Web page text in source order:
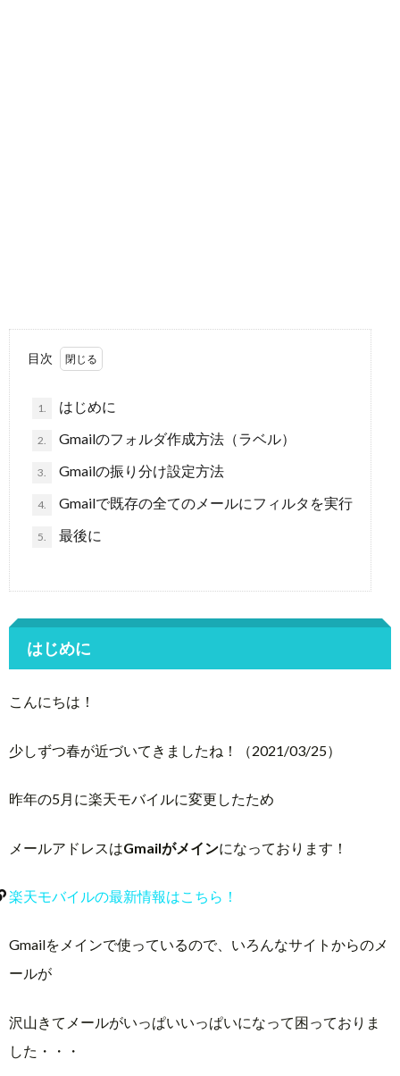
目次
1. はじめに
2. Gmailのフォルダ作成方法（ラベル）
3. Gmailの振り分け設定方法
4. Gmailで既存の全てのメールにフィルタを実行
5. 最後に
はじめに
こんにちは！
少しずつ春が近づいてきましたね！（2021/03/25）
昨年の5月に楽天モバイルに変更したため
メールアドレスはGmailがメインになっております！
楽天モバイルの最新情報はこちら！
Gmailをメインで使っているので、いろんなサイトからのメ
ールが
沢山きてメールがいっぱいいっぱいになって困っておりま
した・・・